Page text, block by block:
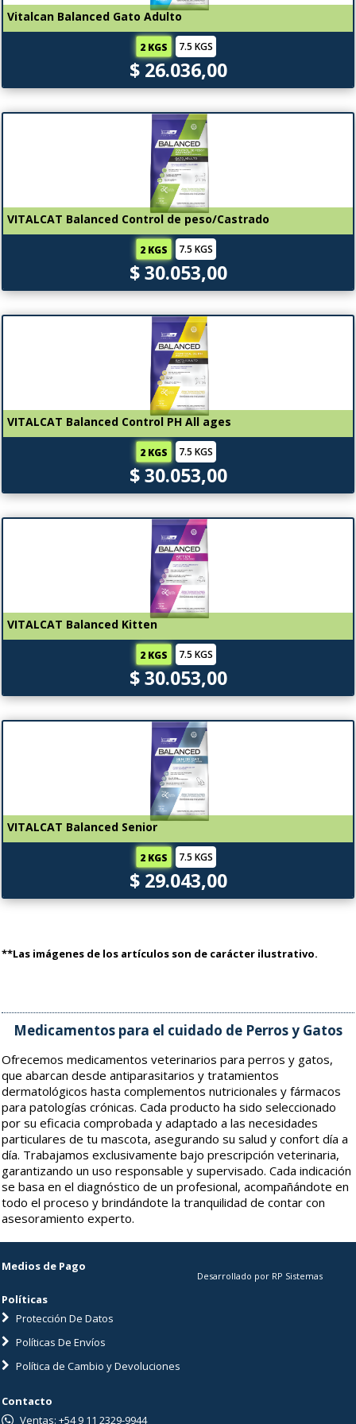
Vitalcan Balanced Gato Adulto
2 KGS 7.5 KGS
$ 26.036,00
VITALCAT Balanced Control de peso/Castrado
2 KGS 7.5 KGS
$ 30.053,00
VITALCAT Balanced Control PH All ages
2 KGS 7.5 KGS
$ 30.053,00
VITALCAT Balanced Kitten
2 KGS 7.5 KGS
$ 30.053,00
VITALCAT Balanced Senior
2 KGS 7.5 KGS
$ 29.043,00
**Las imágenes de los artículos son de carácter ilustrativo.
Medicamentos para el cuidado de Perros y Gatos
Ofrecemos medicamentos veterinarios para perros y gatos,
que abarcan desde antiparasitarios y tratamientos
dermatológicos hasta complementos nutricionales y fármacos
para patologías crónicas. Cada producto ha sido seleccionado
por su eficacia comprobada y adaptado a las necesidades
particulares de tu mascota, asegurando su salud y confort día a
día. Trabajamos exclusivamente bajo prescripción veterinaria,
garantizando un uso responsable y supervisado. Cada indicación
se basa en el diagnóstico de un profesional, acompañándote en
todo el proceso y brindándote la tranquilidad de contar con
asesoramiento experto.
Medios de Pago
Políticas
Protección De Datos
Políticas De Envíos
Política de Cambio y Devoluciones
Desarrollado por RP Sistemas
Contacto
Ventas: +54 9 11 2329-9944